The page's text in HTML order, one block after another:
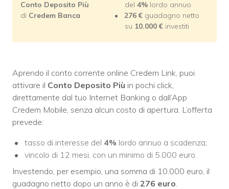
Conto Deposito Più
di Credem Banca
del 4% lordo annuo
276 € guadagno netto
su 10.000 € investiti
Aprendo il conto corrente online Credem Link, puoi
attivare il Conto Deposito Più in pochi click,
direttamente dal tuo Internet Banking o dall’App
Credem Mobile, senza alcun costo di apertura. L’offerta
prevede:
tasso di interesse del 4% lordo annuo a scadenza;
vincolo di 12 mesi, con un minimo di 5.000 euro.
Investendo, per esempio, una somma di 10.000 euro, il
guadagno netto dopo un anno è di 276 euro.